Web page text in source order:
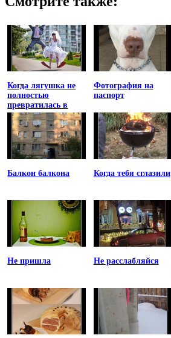
Когда лягушка не
полностью
превратилась в
принцессу
Фотография на
паспорт
Балкон балкона Когда тебя сглазили
Не пришла Не расслабляйся